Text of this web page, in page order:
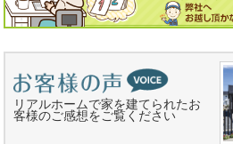
リアルホームで家を建てられたお
客様のご感想をご覧ください